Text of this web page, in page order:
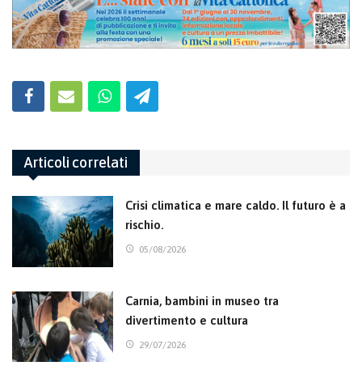
Articoli correlati
Crisi climatica e mare caldo. Il futuro è a
rischio.
05/08/2026
Carnia, bambini in museo tra
divertimento e cultura
29/07/2026